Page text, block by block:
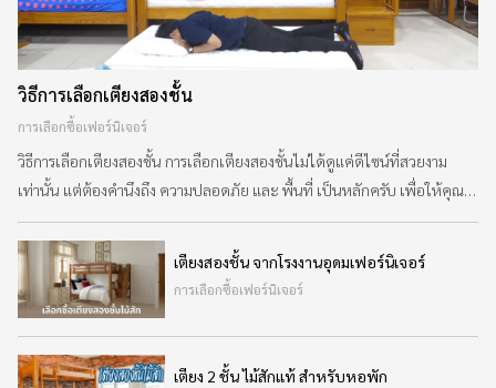
&
VDO
รวม
บทความ
ไม้
สัก
เรา
ติดต่อ
เรา
วิธีการเลือกเตียงสองชั้น
การเลือกซื้อเฟอร์นิเจอร์
วิธีการเลือกเตียงสองชั้น การเลือกเตียงสองชั้นไม่ได้ดูแค่ดีไซน์ที่สวยงาม
เท่านั้น แต่ต้องคำนึงถึง ความปลอดภัย และ พื้นที่ เป็นหลักครับ เพื่อให้คุณ
เลือกเตียงที่คุ้มค่าและปลอดภัยที่สุด ลองใช้เกณฑ์การพิจารณาตามหัวข้อ
ด้านล่างนี้ครับ 1. ความปลอดภัยต้องมาอันดับหนึ่ง (Safety First) อายุของผู้
ใช้งาน: มาตรฐานสากลแนะนำว่า เด็กอายุต่ำกว่า 6 ปี ไม่ควรนอนชั้นบน
เนื่องจากทักษะการทรงตัวและการกะระยะยังไม่ดีพ
เตียงสองชั้น จากโรงงานอุดมเฟอร์นิเจอร์
การเลือกซื้อเฟอร์นิเจอร์
เตียง 2 ชั้น ไม้สักแท้ สำหรับหอพัก